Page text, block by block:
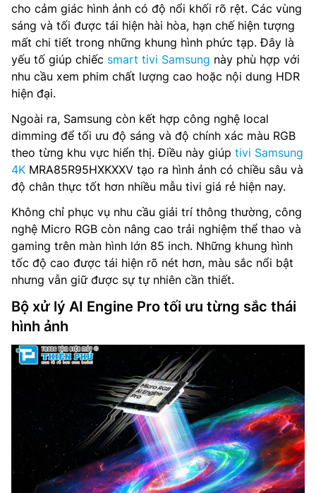
cho cảm giác hình ảnh có độ nổi khối rõ rệt. Các vùng
sáng và tối được tái hiện hài hòa, hạn chế hiện tượng
mất chi tiết trong những khung hình phức tạp. Đây là
yếu tố giúp chiếc smart tivi Samsung này phù hợp với
nhu cầu xem phim chất lượng cao hoặc nội dung HDR
hiện đại.
Ngoài ra, Samsung còn kết hợp công nghệ local
dimming để tối ưu độ sáng và độ chính xác màu RGB
theo từng khu vực hiển thị. Điều này giúp tivi Samsung
4K MRA85R95HXKXXV tạo ra hình ảnh có chiều sâu và
độ chân thực tốt hơn nhiều mẫu tivi giá rẻ hiện nay.
Không chỉ phục vụ nhu cầu giải trí thông thường, công
nghệ Micro RGB còn nâng cao trải nghiệm thể thao và
gaming trên màn hình lớn 85 inch. Những khung hình
tốc độ cao được tái hiện rõ nét hơn, màu sắc nổi bật
nhưng vẫn giữ được sự tự nhiên cần thiết.
Bộ xử lý AI Engine Pro tối ưu từng sắc thái
hình ảnh